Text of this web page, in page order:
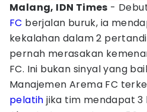
Malang, IDN Times -
FC berjalan buruk, ia
kekalahan dalam 2
pernah merasakan
FC. Ini bukan sinyal yang
Manajemen Arema FC
pelatih jika tim mendapat 3